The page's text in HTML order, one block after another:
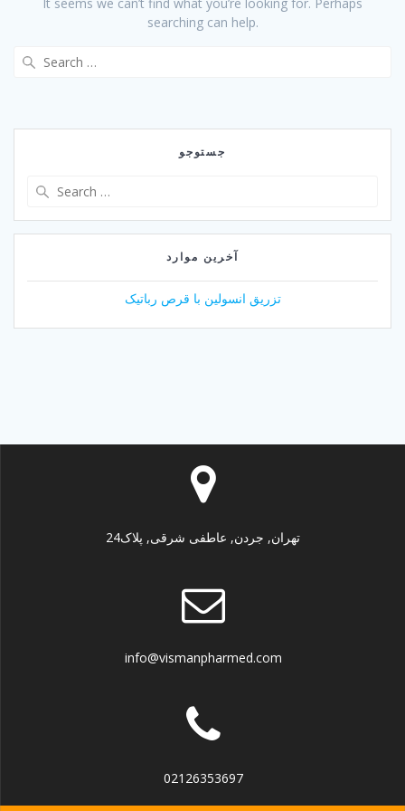
searching can help.
جستوجو
آخرین موارد
تزریق انسولین با قرص رباتیک
تهران, جردن, عاطفی شرقی, پلاک24
info@vismanpharmed.com
02126353697